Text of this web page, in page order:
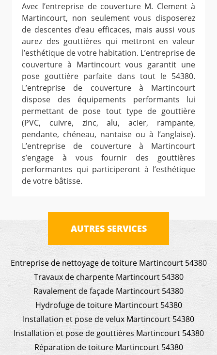
Avec l’entreprise de couverture M. Clement à
Martincourt, non seulement vous disposerez
de descentes d’eau efficaces, mais aussi vous
aurez des gouttières qui mettront en valeur
l’esthétique de votre habitation. L’entreprise de
couverture à Martincourt vous garantit une
pose gouttière parfaite dans tout le 54380.
L’entreprise de couverture à Martincourt
dispose des équipements performants lui
permettant de pose tout type de gouttière
(PVC, cuivre, zinc, alu, acier, rampante,
pendante, chéneau, nantaise ou à l’anglaise).
L’entreprise de couverture à Martincourt
s’engage à vous fournir des gouttières
performantes qui participeront à l’esthétique
de votre bâtisse.
AUTRES SERVICES
Entreprise de nettoyage de toiture Martincourt 54380
Travaux de charpente Martincourt 54380
Ravalement de façade Martincourt 54380
Hydrofuge de toiture Martincourt 54380
Installation et pose de velux Martincourt 54380
Installation et pose de gouttières Martincourt 54380
Réparation de toiture Martincourt 54380